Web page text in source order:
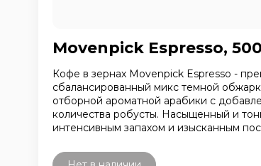
Movenpick Espresso,
Кофе в зернах Movenpick Espresso -
сбалансированный микс темной
отборной ароматной арабики с
количества робусты. Насыщенный и
интенсивным запахом и изысканным